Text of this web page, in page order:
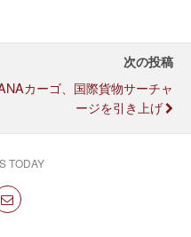
次の投稿
カーゴ、国際貨物サーチャ
ージを引き上げ
TODAY